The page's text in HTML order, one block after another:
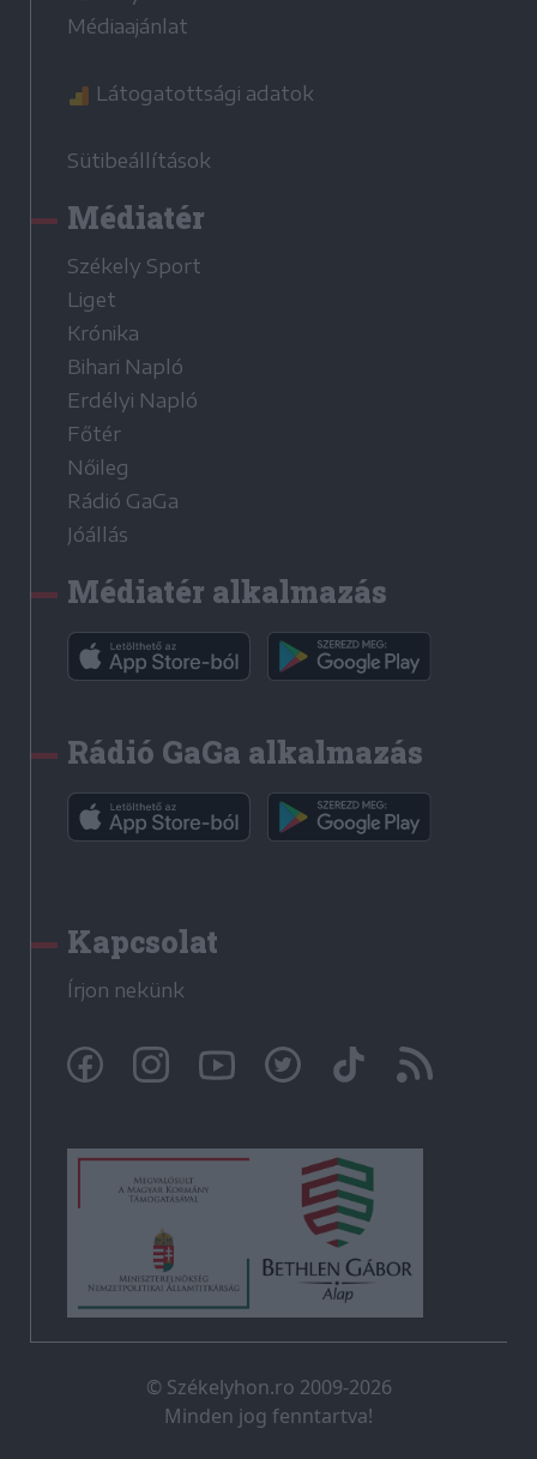
Médiaajánlat
Látogatottsági adatok
Sütibeállítások
Médiatér
Székely Sport
Liget
Krónika
Bihari Napló
Erdélyi Napló
Főtér
Nőileg
Rádió GaGa
Jóállás
Médiatér alkalmazás
Rádió GaGa alkalmazás
Kapcsolat
Írjon nekünk
© Székelyhon.ro 2009-2026
Minden jog fenntartva!